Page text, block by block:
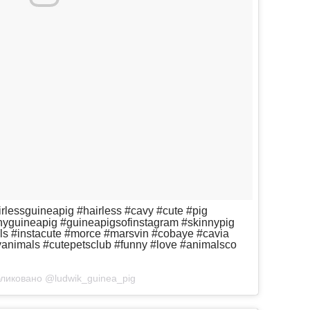
#hairless #cavy #cute #pig
#guineapigsofinstagram #skinnypig
#instacute #morce #marsvin #cobaye #cavia
#cutepetsclub #funny #love #animalsco
@ludwik_guinea_pig